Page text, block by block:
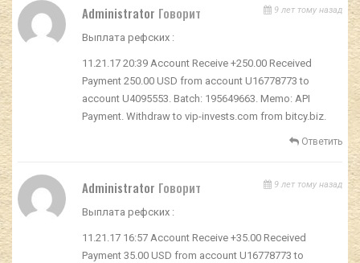
Administrator Говорит 9 лет тому назад
Выплата рефских :
11.21.17 20:39 Account Receive +250.00 Received
Payment 250.00 USD from account U16778773 to
account U4095553. Batch: 195649663. Memo: API
Payment. Withdraw to vip-invests.com from bitcy.biz.
Ответить
Administrator Говорит 9 лет тому назад
Выплата рефских :
11.21.17 16:57 Account Receive +35.00 Received
Payment 35.00 USD from account U16778773 to